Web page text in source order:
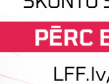
ziņas